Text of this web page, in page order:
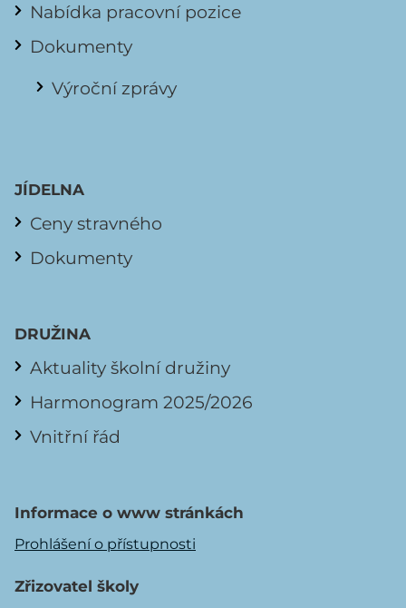
Nabídka pracovní pozice
Dokumenty
Výroční zprávy
JÍDELNA
Ceny stravného
Dokumenty
DRUŽINA
Aktuality školní družiny
Harmonogram 2025/2026
Vnitřní řád
Informace o www stránkách
Prohlášení o přístupnosti
Zřizovatel školy